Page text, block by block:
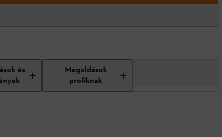
és
Megoldások
profiknak